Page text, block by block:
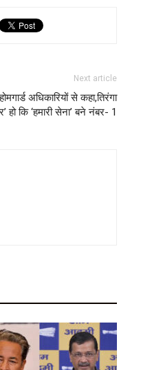
Next article
अधिकारियों से कहा,तिरंगा
हो कि ‘हमारी सेना’ बने नंबर- 1